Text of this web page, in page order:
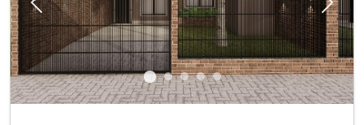
Previous Next